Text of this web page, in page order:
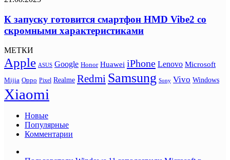
К запуску готовится смартфон HMD Vibe2 со
скромными характеристиками
МЕТКИ
Apple ASUS Google Honor Huawei iPhone Lenovo Microsoft
Mijia Oppo Pixel Realme Redmi Samsung Sony Vivo Windows
Xiaomi
Новые
Популярные
Комментарии